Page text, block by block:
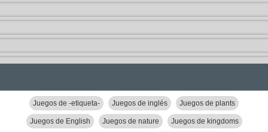
Juegos de -etiqueta- Juegos de inglés Juegos de plants
Juegos de English Juegos de nature Juegos de kingdoms